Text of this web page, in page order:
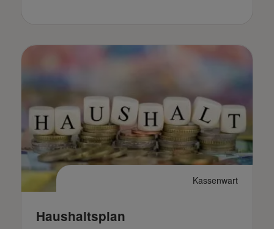
Kassenwart
Haushaltsplan